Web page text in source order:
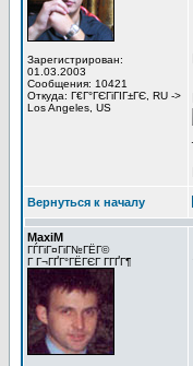
Зарегистрирован:
01.03.2003
Сообщения: 10421
Откуда: Г€Г°ГЄГіГІГ±ГЄ, RU ->
Los Angeles, US
Вернуться к началу
MaxiM
ГЃГіГ¤ГіГ№ГЁГ©
Г Г¬ГҐГ°ГЁГЄГ Г­ГҐГ¶